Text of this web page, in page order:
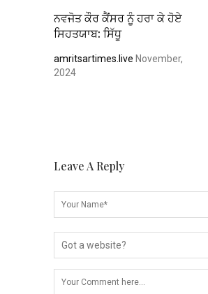
ਨਵਜੋਤ ਕੌਰ ਕੈਂਸਰ ਨੂੰ ਹਰਾ ਕੇ ਹੋਏ
ਸਿਹਤਯਾਬ: ਸਿੱਧੂ
amritsartimes.live November,
2024
Leave A Reply